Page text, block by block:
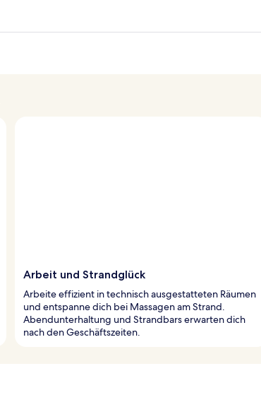
Arbeit und Strandglück
Arbeite effizient in technisch ausgestatteten Räumen
und entspanne dich bei Massagen am Strand.
Abendunterhaltung und Strandbars erwarten dich
nach den Geschäftszeiten.